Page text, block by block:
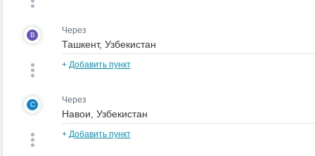
B Через
+ Добавить пункт
C Через
+ Добавить пункт